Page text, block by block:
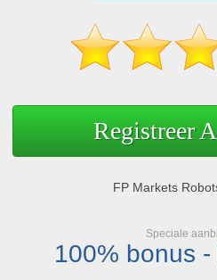
Registreer
FP Markets
Speciale
100% bonus